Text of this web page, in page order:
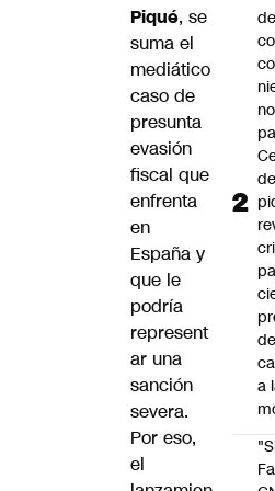
Piqué, se
suma el
mediático
caso de
presunta
evasión
fiscal que
enfrenta
en
España y
que le
podría
represent
ar una
sanción
severa.
Por eso,
el
no
a